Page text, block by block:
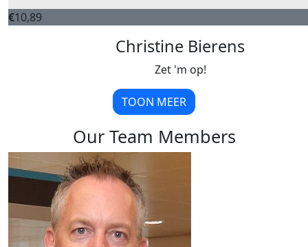
€10,89
Christine Bierens
Zet 'm op!
TOON MEER
Our Team Members